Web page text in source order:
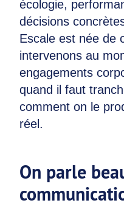
écologie,
décisions
Escale est née de
intervenons au
engagements
quand il faut
comment on le
réel.
On parle